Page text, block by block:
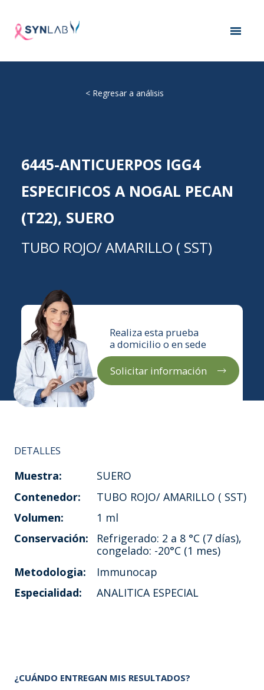
< Regresar a análisis
6445-ANTICUERPOS IGG4
ESPECIFICOS A NOGAL PECAN
(T22), SUERO
TUBO ROJO/ AMARILLO ( SST)
Realiza esta prueba
a domicilio o en sede
Solicitar información
DETALLES
Muestra:
SUERO
Contenedor:
TUBO ROJO/ AMARILLO ( SST)
Volumen:
1 ml
Conservación:
Refrigerado: 2 a 8 °C (7 días),
congelado: -20°C (1 mes)
Metodologia:
Immunocap
Especialidad:
ANALITICA ESPECIAL
¿CUÁNDO ENTREGAN MIS RESULTADOS?